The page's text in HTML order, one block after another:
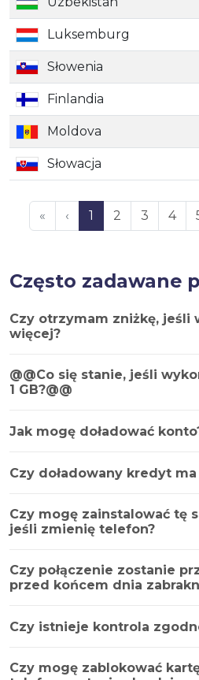
Luksemburg
Słowenia
Finlandia
Moldova
Słowacja
« ‹ 1 2 3 4
Często zadawane
Czy otrzymam zniżkę, jeśli
więcej?
@@Co się stanie, jeśli
1 GB?@@
Jak mogę doładować
Czy doładowany kredyt
Czy mogę zainstalować tę
jeśli zmienię telefon?
Czy połączenie zostanie
przed końcem dnia
Czy istnieje kontrola
Czy mogę zablokować